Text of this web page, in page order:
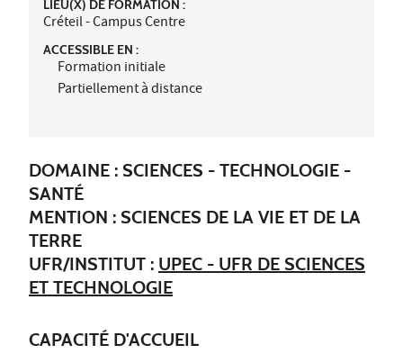
LIEU(X) DE FORMATION :
Créteil - Campus Centre
ACCESSIBLE EN :
Formation initiale
Partiellement à distance
DOMAINE : SCIENCES - TECHNOLOGIE -
SANTÉ
MENTION : SCIENCES DE LA VIE ET DE LA
TERRE
UFR/INSTITUT : UPEC - UFR DE SCIENCES
ET TECHNOLOGIE
CAPACITÉ D'ACCUEIL